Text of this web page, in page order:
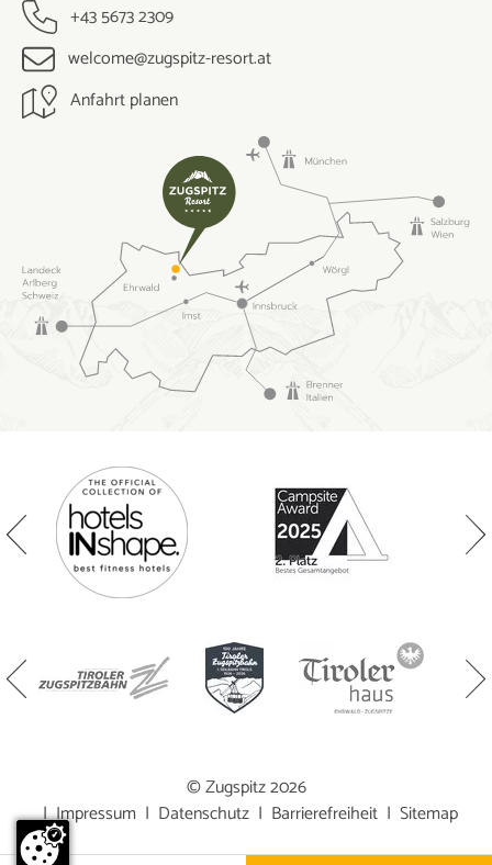
+43 5673 2309
welcome@zugspitz-resort.at
Anfahrt planen
© Zugspitz 2026
|Impressum | Datenschutz | Barrierefreiheit | Sitemap